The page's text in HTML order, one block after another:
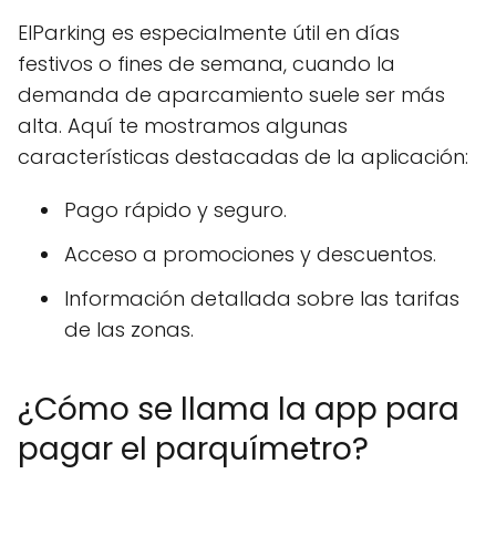
ElParking es especialmente útil en días
festivos o fines de semana, cuando la
demanda de aparcamiento suele ser más
alta. Aquí te mostramos algunas
características destacadas de la aplicación:
Pago rápido y seguro.
Acceso a promociones y descuentos.
Información detallada sobre las tarifas
de las zonas.
¿Cómo se llama la app para
pagar el parquímetro?